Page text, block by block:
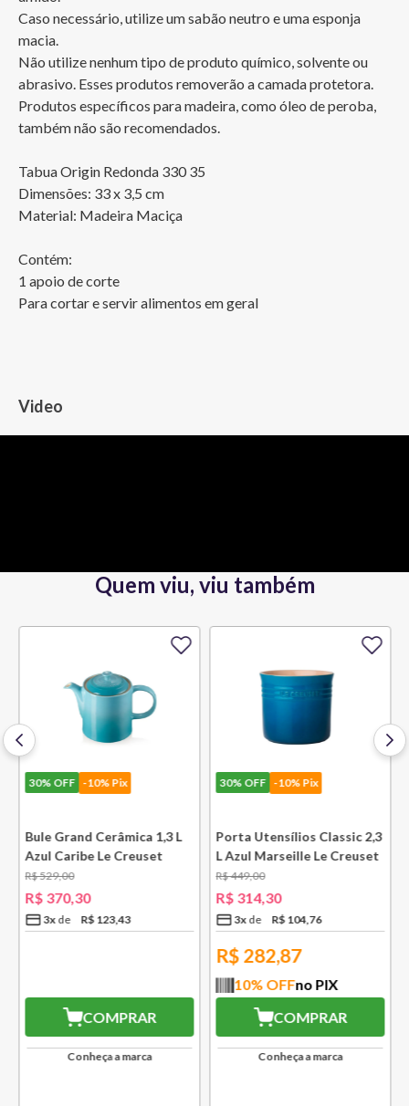
Caso necessário, utilize um sabão neutro e uma esponja
macia.
Não utilize nenhum tipo de produto químico, solvente ou
abrasivo. Esses produtos removerão a camada protetora.
Produtos específicos para madeira, como óleo de peroba,
também não são recomendados.
Tabua Origin Redonda 330 35
Dimensões: 33 x 3,5 cm
Material: Madeira Maciça
Contém:
1 apoio de corte
Para cortar e servir alimentos em geral
Video
Quem viu, viu também
30% OFF -10% Pix
Bule Grand Cerâmica 1,3 L
Azul Caribe Le Creuset
R$529,00
R$ 370,30
3x R$123,43
COMPRAR
Conheça a marca
30% OFF -10% Pix
Porta Utensílios Classic 2,3
L Azul Marseille Le Creuset
R$449,00
R$ 314,30
3x R$104,76
R$ 282,87
10% OFFno PIX
COMPRAR
Conheça a marca